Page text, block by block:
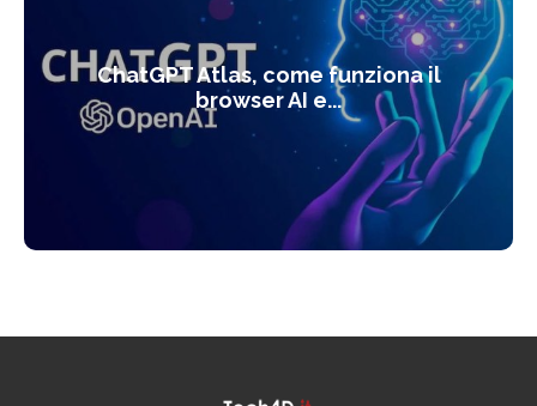
ChatGPT Atlas, come funziona il
browser AI e...